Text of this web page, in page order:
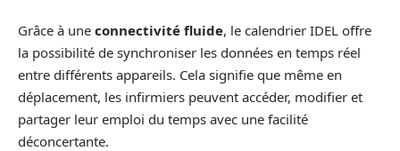
Grâce à une connectivité fluide, le calendrier IDEL offre
la possibilité de synchroniser les données en temps réel
entre différents appareils. Cela signifie que même en
déplacement, les infirmiers peuvent accéder, modifier et
partager leur emploi du temps avec une facilité
déconcertante.